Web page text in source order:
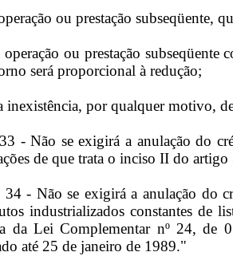
ou prestação subseqüente,
ou prestação subseqüente
será proporcional à redução;
inexistência, por qualquer motivo,
- Não se exigirá a anulação do
de que trata o inciso II do artigo
- Não se exigirá a anulação do
industrializados constantes de
da Lei Complementar nº 24, de
até 25 de janeiro de 1989."